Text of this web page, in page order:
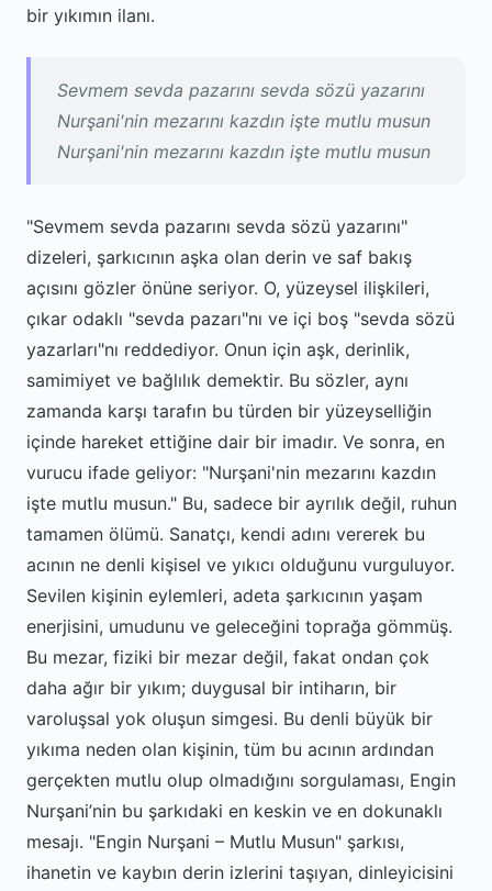
bir yıkımın ilanı.
Sevmem sevda pazarını sevda sözü yazarını
Nurşani'nin mezarını kazdın işte mutlu musun
Nurşani'nin mezarını kazdın işte mutlu musun
"Sevmem sevda pazarını sevda sözü yazarını"
dizeleri, şarkıcının aşka olan derin ve saf bakış
açısını gözler önüne seriyor. O, yüzeysel ilişkileri,
çıkar odaklı "sevda pazarı"nı ve içi boş "sevda sözü
yazarları"nı reddediyor. Onun için aşk, derinlik,
samimiyet ve bağlılık demektir. Bu sözler, aynı
zamanda karşı tarafın bu türden bir yüzeyselliğin
içinde hareket ettiğine dair bir imadır. Ve sonra, en
vurucu ifade geliyor: "Nurşani'nin mezarını kazdın
işte mutlu musun." Bu, sadece bir ayrılık değil, ruhun
tamamen ölümü. Sanatçı, kendi adını vererek bu
acının ne denli kişisel ve yıkıcı olduğunu vurguluyor.
Sevilen kişinin eylemleri, adeta şarkıcının yaşam
enerjisini, umudunu ve geleceğini toprağa gömmüş.
Bu mezar, fiziki bir mezar değil, fakat ondan çok
daha ağır bir yıkım; duygusal bir intiharın, bir
varoluşsal yok oluşun simgesi. Bu denli büyük bir
yıkıma neden olan kişinin, tüm bu acının ardından
gerçekten mutlu olup olmadığını sorgulaması, Engin
Nurşani’nin bu şarkıdaki en keskin ve en dokunaklı
mesajı. "Engin Nurşani – Mutlu Musun" şarkısı,
ihanetin ve kaybın derin izlerini taşıyan, dinleyicisini